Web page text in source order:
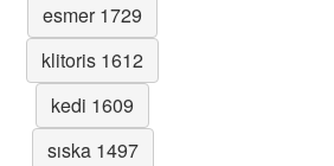
esmer 1729
klitoris 1612
kedi 1609
sıska 1497